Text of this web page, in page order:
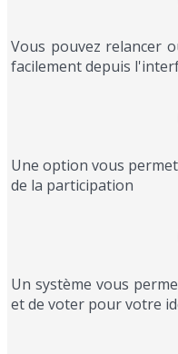
Vous pouvez relancer
facilement depuis
Une option vous
de la participation
Un système vous
et de voter pour votre